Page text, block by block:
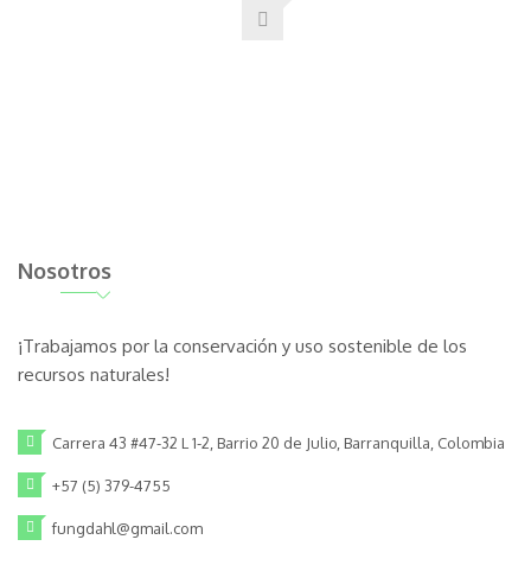
Nosotros
¡Trabajamos por la conservación y uso sostenible de los
recursos naturales!
Carrera 43 #47-32 L 1-2, Barrio 20 de Julio, Barranquilla, Colombia
+57 (5) 379-4755
fungdahl@gmail.com